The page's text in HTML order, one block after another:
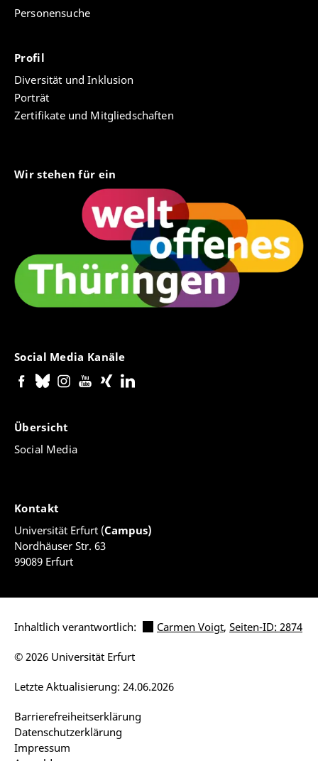
Personensuche
Profil
Diversität und Inklusion
Porträt
Zertifikate und Mitgliedschaften
Wir stehen für ein
Social Media Kanäle
Übersicht
Social Media
Kontakt
Universität Erfurt (Campus)
Nordhäuser Str. 63
99089 Erfurt
Inhaltlich verantwortlich: Carmen Voigt, Seiten-ID: 2874
Barrierefreiheitserklärung
Datenschutzerklärung
Impressum
Letzte Aktualisierung: 24.06.2026
© 2026 Universität Erfurt